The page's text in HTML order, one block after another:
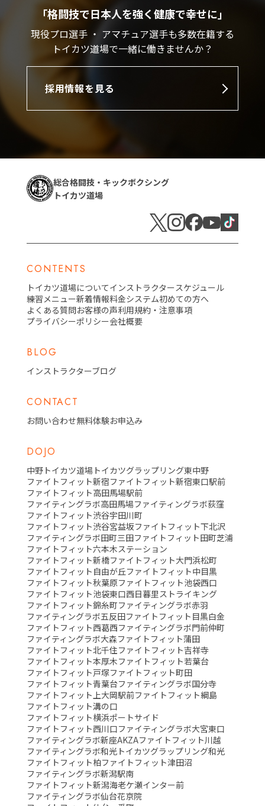
「格闘技で日本人を強く健康で幸せに」
現役プロ選手 ・ アマチュア選手も多数在籍する
トイカツ道場で一緒に働きませんか？
採用情報を見る
総合格闘技・キックボクシング
トイカツ道場
CONTENTS
トイカツ道場についてインストラクタースケジュール
練習メニュー新着情報料金システム初めての方へ
よくある質問お客様の声利用規約・注意事項
プライバシーポリシー会社概要
BLOG
インストラクターブログ
CONTACT
お問い合わせ無料体験お申込み
DOJO
中野トイカツ道場 トイカツグラップリング東中野
ファイトフィット新宿ファイトフィット新宿東口駅前
ファイトフィット高田馬場駅前
ファイティングラボ高田馬場ファイティングラボ荻窪
ファイトフィット渋谷宇田川町
ファイトフィット渋谷宮益坂ファイトフィット下北沢
ファイティングラボ田町三田ファイトフィット田町芝浦
ファイトフィット六本木ステーション
ファイトフィット新橋ファイトフィット大門浜松町
ファイトフィット自由が丘ファイトフィット中目黒
ファイトフィット秋葉原ファイトフィット池袋西口
ファイトフィット池袋東口西日暮里ストライキング
ファイトフィット錦糸町ファイティングラボ赤羽
ファイティングラボ五反田ファイトフィット目黒白金
ファイトフィット西葛西ファイティングラボ門前仲町
ファイティングラボ大森ファイトフィット蒲田
ファイトフィット北千住ファイトフィット吉祥寺
ファイトフィット本厚木ファイトフィット若葉台
ファイトフィット戸塚ファイトフィット町田
ファイトフィット青葉台ファイティングラボ国分寺
ファイトフィット上大岡駅前ファイトフィット綱島
ファイトフィット溝の口
ファイトフィット横浜ポートサイド
ファイトフィット西川口ファイティングラボ大宮東口
ファイティングラボ新座AKZAファイトフィット川越
ファイティングラボ和光トイカツグラップリング和光
ファイトフィット柏ファイトフィット津田沼
ファイティングラボ新潟駅南
ファイトフィット新潟海老ケ瀬インター前
ファイティングラボ仙台花京院